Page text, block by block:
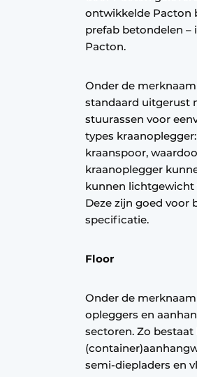
ontwikkelde Pacton
prefab betondelen –
Pacton.
Onder de
standaard uitgerust
stuurassen voor
types
kraanspoor,
kraanoplegger
kunnen lichtgewicht
Deze zijn goed voor
specificatie.
Floor
Onder de
opleggers en
sectoren. Zo
semi-diepladers en